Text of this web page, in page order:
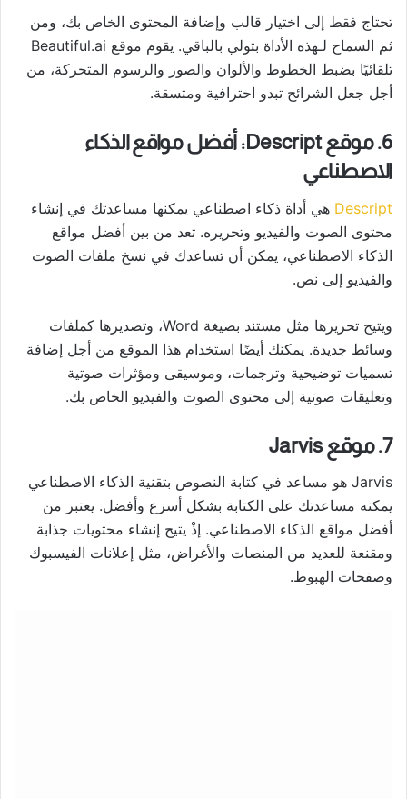
تحتاج فقط إلى اختيار قالب وإضافة المحتوى الخاص بك، ومن
ثم السماح لـهذه الأداة بتولي بالباقي. يقوم موقع Beautiful.ai
تلقائيًا بضبط الخطوط والألوان والصور والرسوم المتحركة، من
أجل جعل الشرائح تبدو احترافية ومتسقة.
6. موقع Descript: أفضل مواقع الذكاء
الاصطناعي
Descript هي أداة ذكاء اصطناعي يمكنها مساعدتك في إنشاء
محتوى الصوت والفيديو وتحريره. تعد من بين أفضل مواقع
الذكاء الاصطناعي، يمكن أن تساعدك في نسخ ملفات الصوت
والفيديو إلى نص.
ويتيح تحريرها مثل مستند بصيغة Word، وتصديرها كملفات
وسائط جديدة. يمكنك أيضًا استخدام هذا الموقع من أجل إضافة
تسميات توضيحية وترجمات، وموسيقى ومؤثرات صوتية
وتعليقات صوتية إلى محتوى الصوت والفيديو الخاص بك.
7. موقع Jarvis
Jarvis هو مساعد في كتابة النصوص بتقنية الذكاء الاصطناعي
يمكنه مساعدتك على الكتابة بشكل أسرع وأفضل. يعتبر من
أفضل مواقع الذكاء الاصطناعي. إذْ يتيح إنشاء محتويات جذابة
ومقنعة للعديد من المنصات والأغراض، مثل إعلانات الفيسبوك
وصفحات الهبوط.